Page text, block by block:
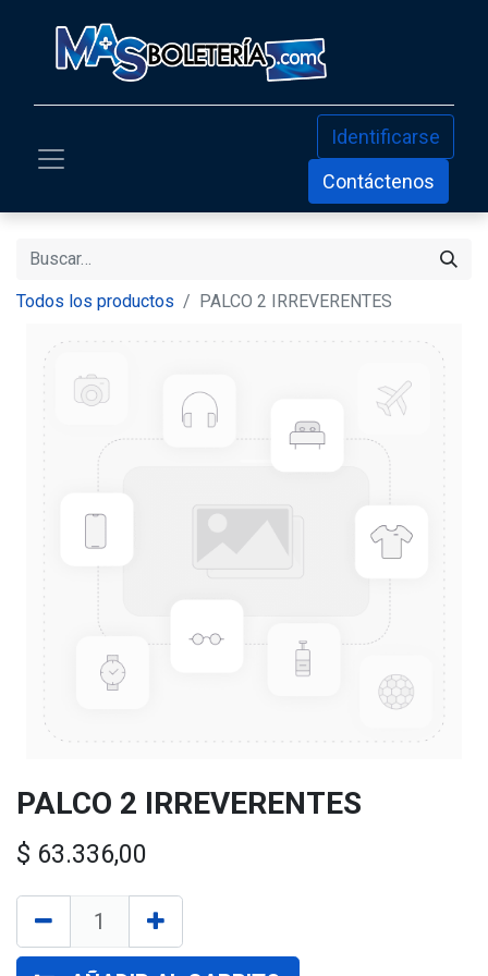
Identificarse
Contáctenos
Todos los productos PALCO 2 IRREVERENTES
PALCO 2 IRREVERENTES
$ 63.336,00